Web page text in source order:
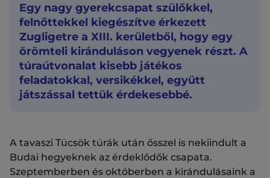
Egy nagy gyerekcsapat szülőkkel,
felnőttekkel kiegészítve érkezett
Zugligetre a XIII. kerületből, hogy egy
örömteli kiránduláson vegyenek részt. A
túraútvonalat kisebb játékos
feladatokkal, versikékkel, együtt
játszással tettük érdekesebbé.
A tavaszi Tücsök túrák után ősszel is nekiindult a
Budai hegyeknek az érdeklődők csapata.
Szeptemberben és októberben a kirándulásaink a